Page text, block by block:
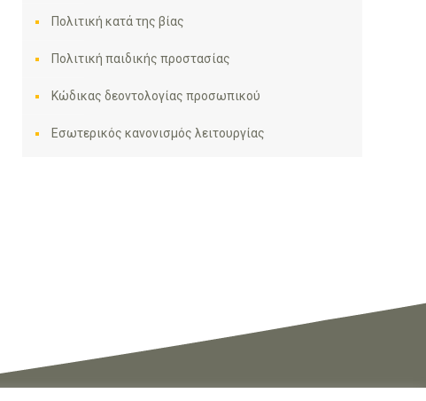
Πολιτική κατά της βίας
Πολιτική παιδικής προστασίας
Κώδικας δεοντολογίας προσωπικού
Εσωτερικός κανονισμός λειτουργίας